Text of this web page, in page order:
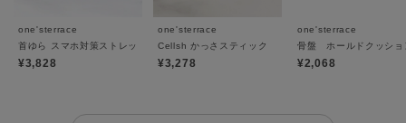
one'sterrace
首ゆら スマホ対策ストレッチャー
¥3,828
one'sterrace
Cellsh かっさスティック
¥3,278
one'sterrace
骨盤 ホールドクッショ
¥2,068